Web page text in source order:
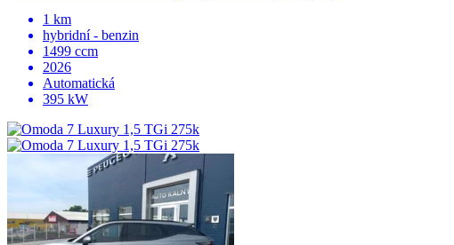
1 km
hybridní - benzin
1499 ccm
2026
Automatická
395 kW